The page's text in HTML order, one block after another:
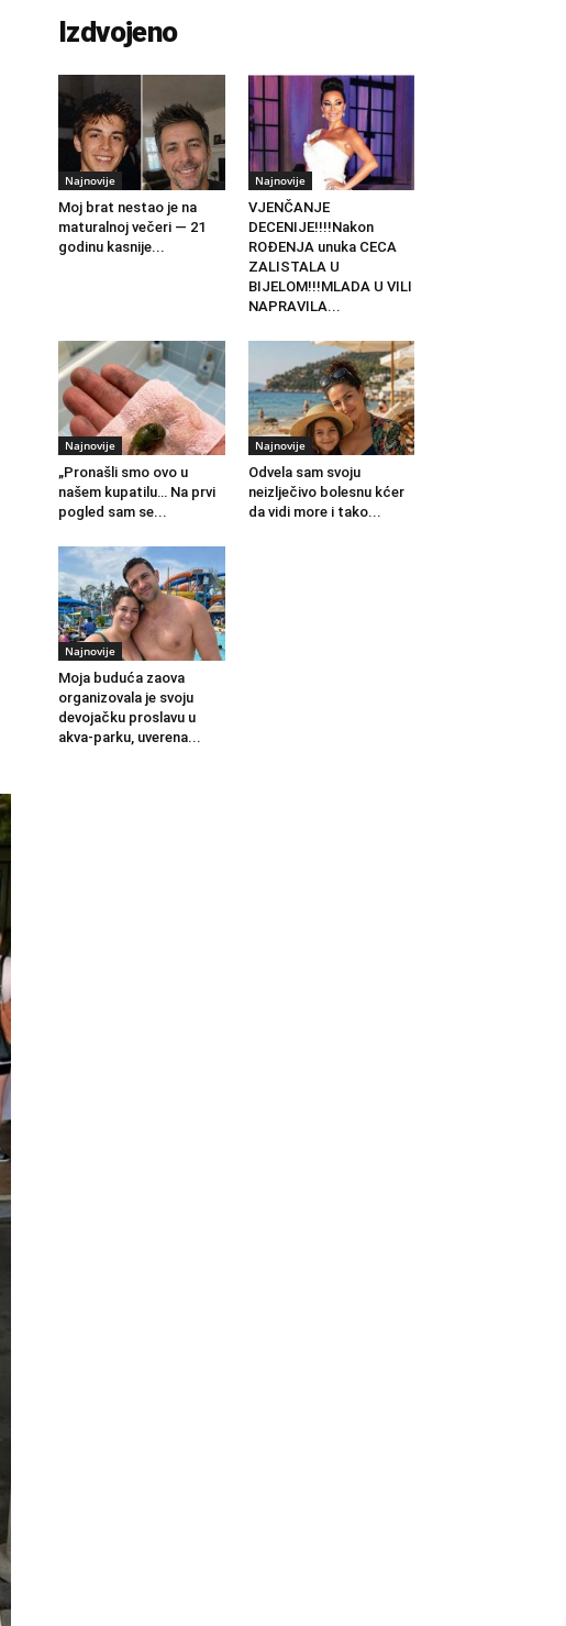
Izdvojeno
Najnovije
Moj brat nestao je na
maturalnoj večeri — 21
godinu kasnije...
Najnovije
VJENČANJE
DECENIJE!!!!Nakon
ROĐENJA unuka CECA
ZALISTALA U
BIJELOM!!!MLADA U VILI
NAPRAVILA...
Najnovije
„Pronašli smo ovo u
našem kupatilu… Na prvi
pogled sam se...
Najnovije
Odvela sam svoju
neizlječivo bolesnu kćer
da vidi more i tako...
Najnovije
Moja buduća zaova
organizovala je svoju
devojačku proslavu u
akva-parku, uverena...